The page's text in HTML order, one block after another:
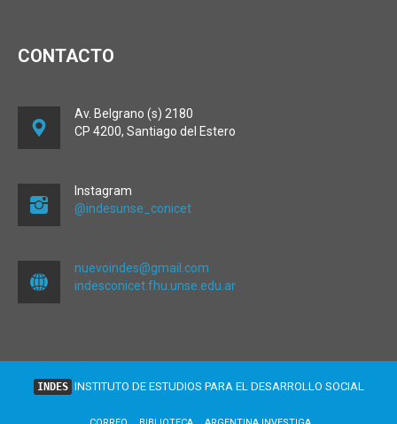
CONTACTO
Av. Belgrano (s) 2180
CP 4200, Santiago del Estero
Instagram
@indesunse_conicet
nuevoindes@gmail.com
indesconicet.fhu.unse.edu.ar
INDES INSTITUTO DE ESTUDIOS PARA EL DESARROLLO SOCIAL